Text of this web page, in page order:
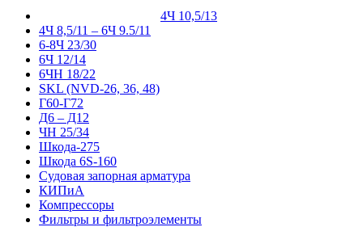
4Ч 10,5/13
4Ч 8,5/11 – 6Ч 9.5/11
6-8Ч 23/30
6Ч 12/14
6ЧН 18/22
SKL (NVD-26, 36, 48)
Г60-Г72
Д6 – Д12
ЧН 25/34
Шкода-275
Шкода 6S-160
Судовая запорная арматура
КИПиА
Компрессоры
Фильтры и фильтроэлементы